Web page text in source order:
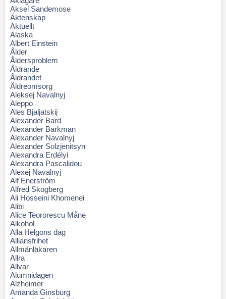
Aksel Sandemose
Äktenskap
Aktuellt
Alaska
Albert Einstein
Ålder
Åldersproblem
Åldrande
Åldrandet
Äldreomsorg
Aleksej Navalnyj
Aleppo
Ales Bjaljatskij
Alexander Bard
Alexander Barkman
Alexander Navalnyj
Alexander Solzjenitsyn
Alexandra Erdélyi
Alexandra Pascalidou
Alexej Navalnyj
Alf Enerström
Alfred Skogberg
Ali Hosseini Khomenei
Alibi
Alice Teororescu Måne
Alkohol
Alla Helgons dag
Alliansfrihet
Allmänläkaren
Allra
Allvar
Alumnidagen
Alzheimer
Amanda Ginsburg